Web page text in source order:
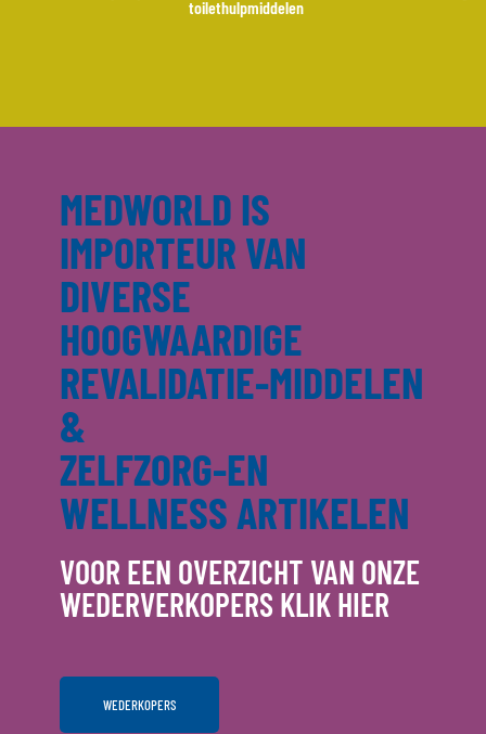
toilethulpmiddelen
MEDWORLD IS
IMPORTEUR VAN
DIVERSE
HOOGWAARDIGE
REVALIDATIE-MIDDELEN
&
ZELFZORG-EN
WELLNESS ARTIKELEN
VOOR EEN OVERZICHT VAN ONZE
WEDERVERKOPERS KLIK HIER
WEDERKOPERS